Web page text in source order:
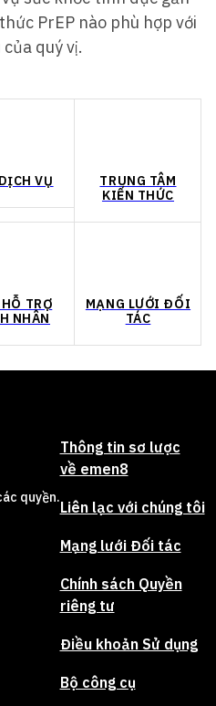
PrEP nào phù hợp với
quý vị.
VỤ
TRUNG TÂM
KIẾN THỨC
TRỢ
NHÂN
MẠNG LƯỚI ĐỐI
TÁC
Thông tin sơ lược
về emen8
Liên lạc với chúng tôi
Mạng lưới Đối tác
Chính sách Quyền
riêng tư
Điều khoản Sử dụng
Bộ công cụ
quyền.